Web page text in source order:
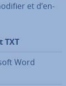
et d’en­
TXT
Word